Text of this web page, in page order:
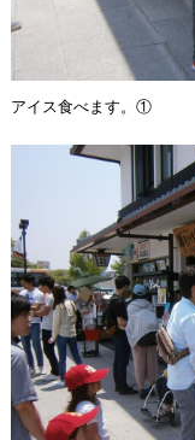
アイス食べます。①